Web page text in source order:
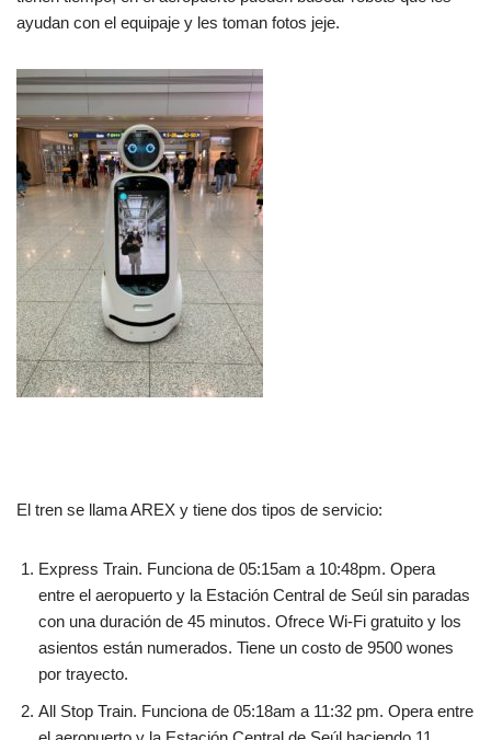
ayudan con el equipaje y les toman fotos jeje.
El tren se llama AREX y tiene dos tipos de servicio:
Express Train. Funciona de 05:15am a 10:48pm. Opera
entre el aeropuerto y la Estación Central de Seúl sin paradas
con una duración de 45 minutos. Ofrece Wi-Fi gratuito y los
asientos están numerados. Tiene un costo de 9500 wones
por trayecto.
All Stop Train. Funciona de 05:18am a 11:32 pm. Opera entre